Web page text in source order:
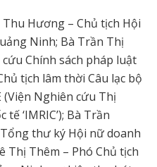
Hương – Chủ tịch Hội
Ninh; Bà Trần Thị
Chính sách pháp luật
tịch lâm thời Câu lạc bộ
(Viện Nghiên cứu Thị
‘IMRIC’); Bà Trần
thư ký Hội nữ doanh
Thị Thêm – Phó Chủ tịch